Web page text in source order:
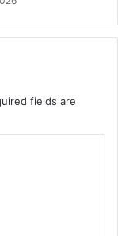
fields are